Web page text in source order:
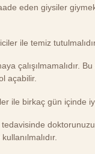
eden giysiler
ile temiz
çalışılmamalıdır.
açabilir.
ile birkaç gün içinde